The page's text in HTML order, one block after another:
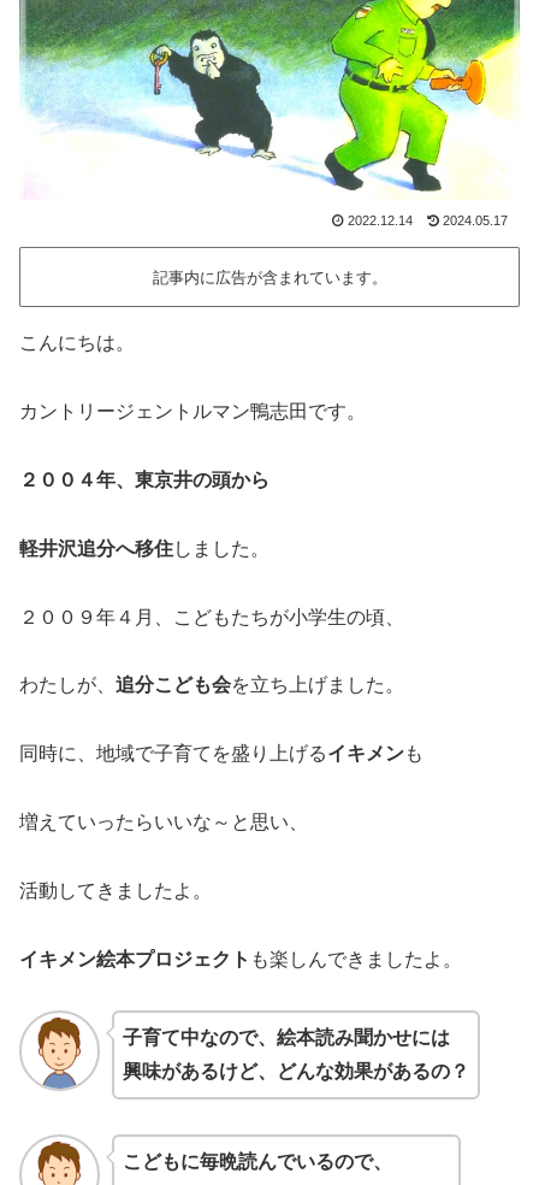
2022.12.14 2024.05.17
記事内に広告が含まれています。
こんにちは。
カントリージェントルマン鴨志田です。
２００４年、東京井の頭から
軽井沢追分へ移住しました。
２００９年４月、こどもたちが小学生の頃、
わたしが、 追分こども会を立ち上げました。
同時に、地域で子育てを盛り上げるイキメンも
増えていったらいいな～と思い、
活動してきましたよ。
イキメン絵本プロジェクト も楽しんできましたよ。
子育て中なので、絵本読み聞かせには
興味があるけど、どんな効果があるの？
こどもに毎晩読んでいるので、